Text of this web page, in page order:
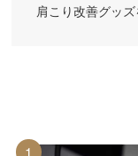
肩こり改善グッ
1